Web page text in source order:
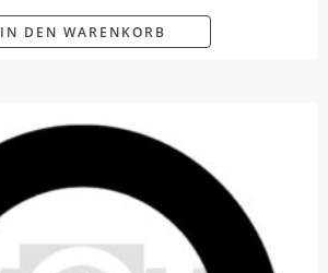
IN DEN WARENKORB